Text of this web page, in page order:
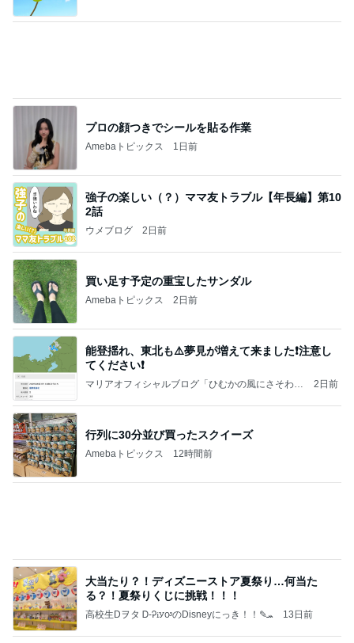
大当たり？！ディズニーストア夏祭り…何当た
高校生Dヲタ Ꭰ-ᎮꭵꭹꭴのDisneyにっき！！✎ܚ 13日前
娘とケーキ4個で終了した食べ放題
Amebaトピックス
記事を読む